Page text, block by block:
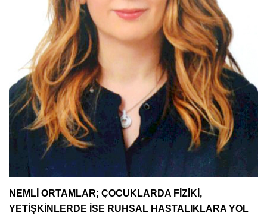
NEMLİ ORTAMLAR; ÇOCUKLARDA FİZİKİ,
YETİŞKİNLERDE İSE RUHSAL HASTALIKLARA YOL